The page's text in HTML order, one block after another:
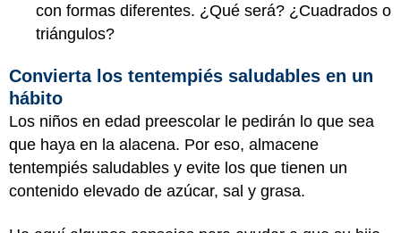
con formas diferentes. ¿Qué será? ¿Cuadrados o
triángulos?
Convierta los tentempiés saludables en un
hábito
Los niños en edad preescolar le pedirán lo que sea
que haya en la alacena. Por eso, almacene
tentempiés saludables y evite los que tienen un
contenido elevado de azúcar, sal y grasa.